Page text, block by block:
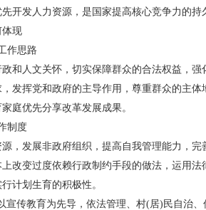
开发人力资源，是国家提高核心竞争力的持
现
思路
人文关怀，切实保障群众的合法权益，强
发挥党和政府的主导作用，尊重群众的主
庭优先分享改革发展成果。
制度
发展非政府组织，提高自我管理能力，完
改变过度依赖行政制约手段的做法，运用
计划生育的积极性。
传教育为先导，依法管理、村(居)民自治、